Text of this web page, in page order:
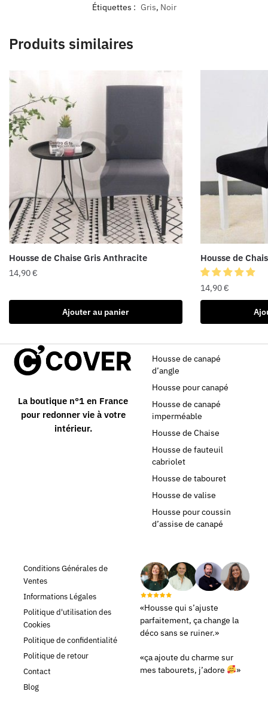
Étiquettes : Gris, Noir
Produits similaires
Housse de Chaise Gris Anthracite
14,90€
Ajouter au panier
Housse de
14,90€
La boutique n°1 en France
pour redonner vie à votre
intérieur.
Housse de canapé
d’angle
Housse pour canapé
Housse de canapé
imperméable
Housse de Chaise
Housse de fauteuil
cabriolet
Housse de tabouret
Housse de valise
Housse pour coussin
d’assise de canapé
Conditions Générales de
Ventes
Informations Légales
Politique d'utilisation des
Cookies
Politique de confidentialité
Politique de retour
Contact
Blog
«Housse qui s’ajuste
parfaitement, ça change la
déco sans se ruiner.»
«ça ajoute du charme sur
mes tabourets, j’adore
»